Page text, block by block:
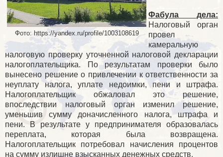
Фото: https://yandex.ru/profile/1003108619
Фабула дела:
Налоговый орган
провел
камеральную
налоговую проверку уточненной налоговой декларации
налогоплательщика. По результатам проверки было
вынесено решение о привлечении к ответственности за
неуплату налога, уплате недоимки, пени и штрафа.
Налогоплательщик обжаловал это решение,
впоследствии налоговый орган изменил решение,
уменьшив сумму доначисленного налога, штрафа и
пени. В результате у предпринимателя образовалась
переплата, которая была возвращена.
Налогоплательщик потребовал начисления процентов
на сумму излишне взысканных денежных средств.